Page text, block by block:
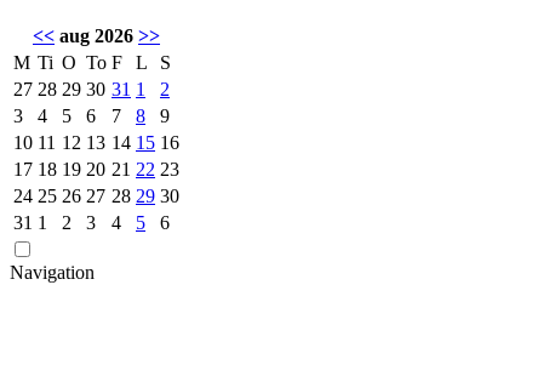
<< aug 2026 >>
M Ti O To F L
S
27 28 29 30 31 1
2
3
4 5 6 7 8
9
10 11 12 13 14 15 16
17 18 19 20 21 22 23
24 25 26 27 28 29 30
31 1 2 3 4 5 6
Navigation